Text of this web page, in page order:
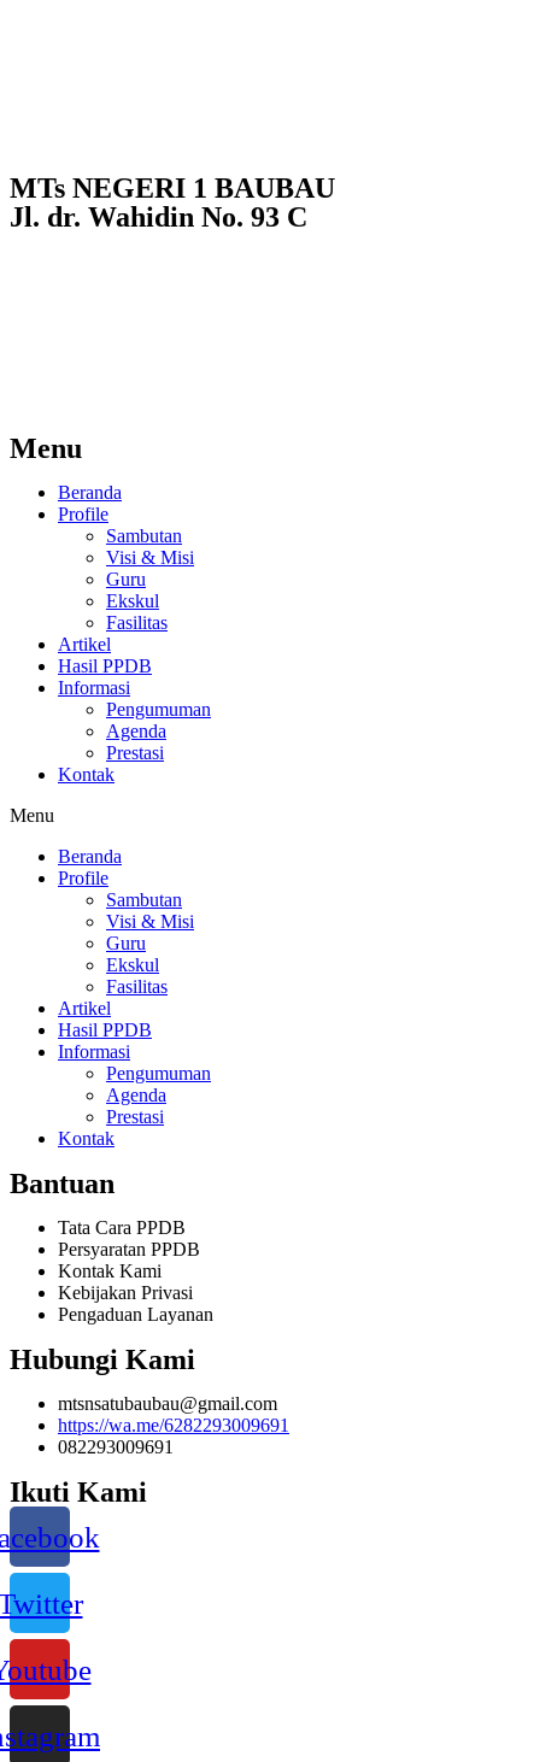
MTs NEGERI 1 BAUBAU
Jl. dr. Wahidin No. 93 C
Menu
Beranda
Profile
Sambutan
Visi & Misi
Guru
Ekskul
Fasilitas
Artikel
Hasil PPDB
Informasi
Pengumuman
Agenda
Prestasi
Kontak
Menu
Beranda
Profile
Sambutan
Visi & Misi
Guru
Ekskul
Fasilitas
Artikel
Hasil PPDB
Informasi
Pengumuman
Agenda
Prestasi
Kontak
Bantuan
Tata Cara PPDB
Persyaratan PPDB
Kontak Kami
Kebijakan Privasi
Pengaduan Layanan
Hubungi Kami
mtsnsatubaubau@gmail.com
https://wa.me/6282293009691
082293009691
Ikuti Kami